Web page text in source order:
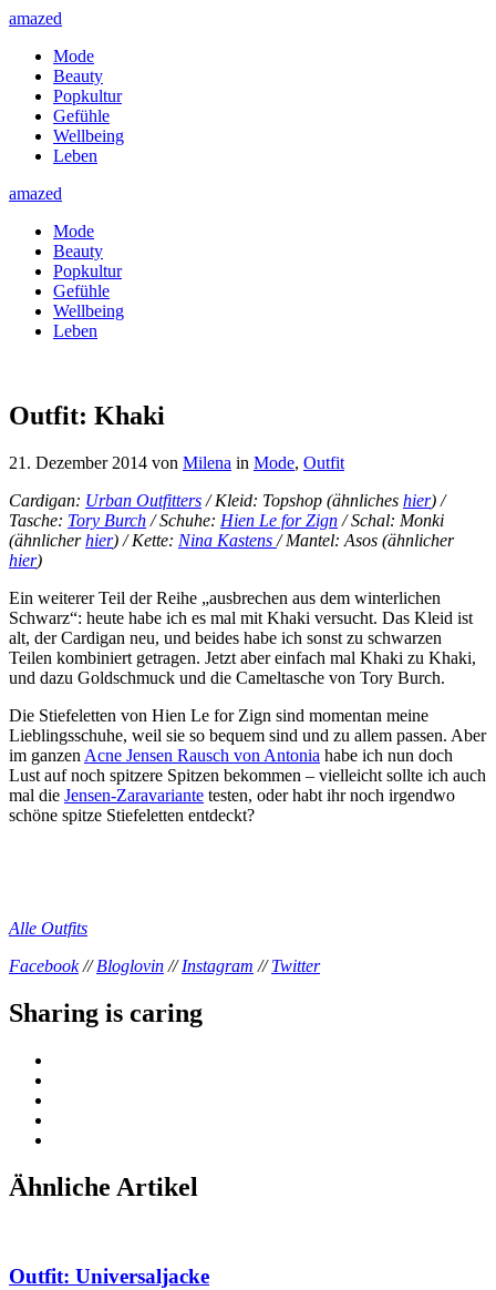
amazed
Mode
Beauty
Popkultur
Gefühle
Wellbeing
Leben
amazed
Mode
Beauty
Popkultur
Gefühle
Wellbeing
Leben
Outfit: Khaki
21. Dezember 2014 von Milena in Mode, Outfit
Cardigan: Urban Outfitters / Kleid: Topshop (ähnliches hier) /
Tasche: Tory Burch / Schuhe: Hien Le for Zign / Schal: Monki
(ähnlicherhier) / Kette: Nina Kastens / Mantel: Asos (ähnlicher
hier)
Ein weiterer Teil der Reihe „ausbrechen aus dem winterlichen
Schwarz“: heute habe ich es mal mit Khaki versucht. Das Kleid ist
alt, der Cardigan neu, und beides habe ich sonst zu schwarzen
Teilen kombiniert getragen. Jetzt aber einfach mal Khaki zu Khaki,
und dazu Goldschmuck und die Cameltasche von Tory Burch.
Die Stiefeletten von Hien Le for Zign sind momentan meine
Lieblingsschuhe, weil sie so bequem sind und zu allem passen. Aber
im ganzen Acne Jensen Rausch von Antonia habe ich nun doch
Lust auf noch spitzere Spitzen bekommen – vielleicht sollte ich auch
mal die Jensen-Zaravariante testen, oder habt ihr noch irgendwo
schöne spitze Stiefeletten entdeckt?
Alle Outfits
Facebook//Bloglovin //Instagram //Twitter
Sharing is caring
Ähnliche Artikel
Outfit: Universaljacke